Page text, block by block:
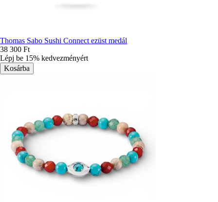
Thomas Sabo Sushi Connect ezüst medál
38 300 Ft
Lépj be 15% kedvezményért